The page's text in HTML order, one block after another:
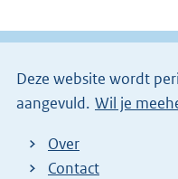
Deze website wordt
aangevuld. Wil je
Over
Contact